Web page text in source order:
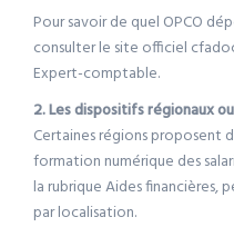
Pour savoir de quel OPCO
consulter le site officiel
Expert-comptable.
2. Les dispositifs régionaux
Certaines régions proposent
formation numérique des
la rubrique Aides financières,
par localisation.